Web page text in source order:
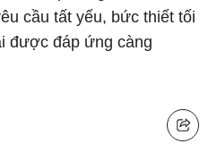
cầu tất yếu, bức thiết tối
được đáp ứng càng